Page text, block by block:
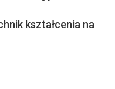
kształcenia na